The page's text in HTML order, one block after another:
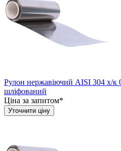
Рулон нержавіючий AISI 304 х/к
шліфований
Ціна за запитом*
Уточнити ціну